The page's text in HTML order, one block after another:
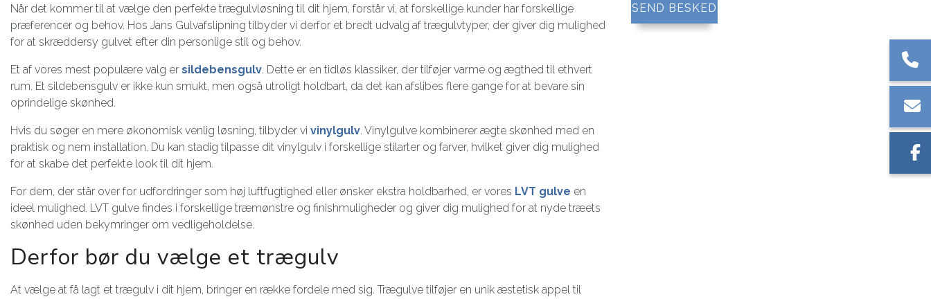
Når det kommer til at vælge den perfekte trægulvløsning til dit hjem, forstår vi, at forskellige kunder har forskellige
præferencer og behov. Hos Jans Gulvafslipning tilbyder vi derfor et bredt udvalg af trægulvtyper, der giver dig mulighed
for at skræddersy gulvet efter din personlige stil og behov.
Et af vores mest populære valg er sildebensgulv. Dette er en tidløs klassiker, der tilføjer varme og ægthed til ethvert
rum. Et sildebensgulv er ikke kun smukt, men også utroligt holdbart, da det kan afslibes flere gange for at bevare sin
oprindelige skønhed.
Hvis du søger en mere økonomisk venlig løsning, tilbyder vi vinylgulv. Vinylgulve kombinerer ægte skønhed med en
praktisk og nem installation. Du kan stadig tilpasse dit vinylgulv i forskellige stilarter og farver, hvilket giver dig mulighed
for at skabe det perfekte look til dit hjem.
For dem, der står over for udfordringer som høj luftfugtighed eller ønsker ekstra holdbarhed, er vores LVT gulve en
ideel mulighed. LVT gulve findes i forskellige træmønstre og finishmuligheder og giver dig mulighed for at nyde træets
skønhed uden bekymringer om vedligeholdelse.
Derfor bør du vælge et trægulv
At vælge at få lagt et trægulv i dit hjem, bringer en række fordele med sig. Trægulve tilføjer en unik æstetisk appel til